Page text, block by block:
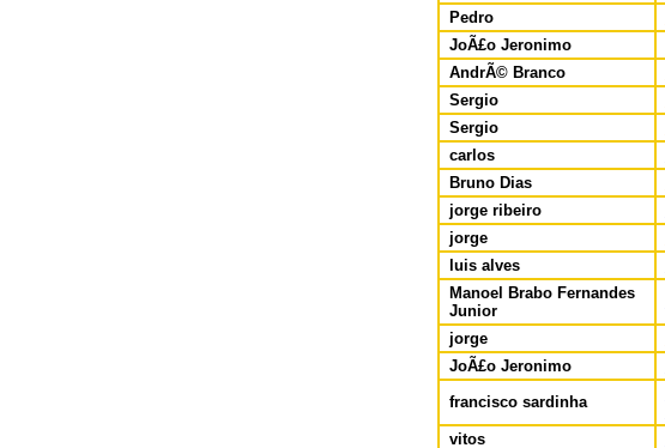
Pedro
JoÃ£o Jeronimo
AndrÃ© Branco
Sergio
Sergio
carlos
Bruno Dias
jorge ribeiro
jorge
luis alves
Manoel Brabo Fernandes
Junior
jorge
JoÃ£o Jeronimo
francisco sardinha
vitos